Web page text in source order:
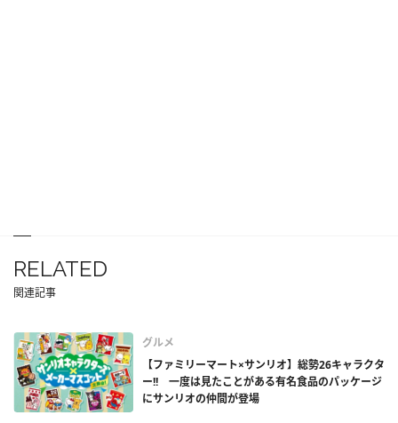
RELATED
関連記事
グルメ
【ファミリーマート×サンリオ】総勢26キャラクタ
ー!! 一度は見たことがある有名食品のパッケージ
にサンリオの仲間が登場